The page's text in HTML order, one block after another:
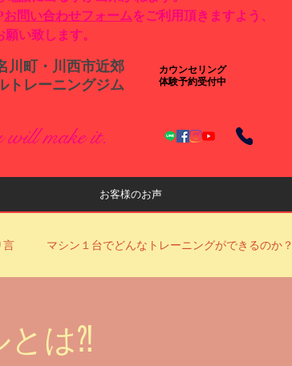
お問い合わせフォームをご利用頂きますよう、
願い致します。
川町・川西市近郊
トレーニングジム
カウンセリング
体験予約受付中
will make it.
お客様のお声
言 マシン１台でどんなトレーニングができるのか？
のお知らせ
とは⁈